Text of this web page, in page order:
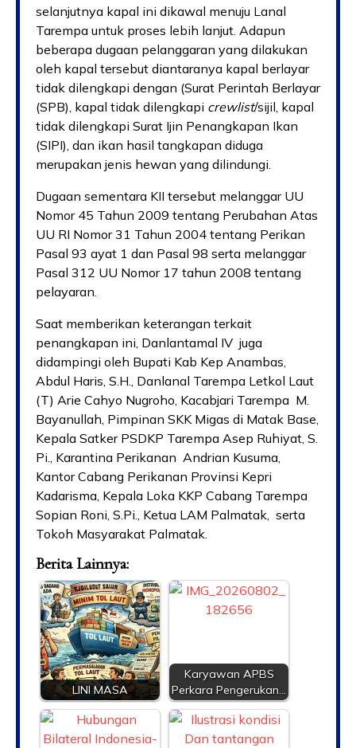
selanjutnya kapal ini dikawal menuju Lanal
Tarempa untuk proses lebih lanjut. Adapun
beberapa dugaan pelanggaran yang dilakukan
oleh kapal tersebut diantaranya kapal berlayar
tidak dilengkapi dengan (Surat Perintah Berlayar
(SPB), kapal tidak dilengkapi crewlist/sijil, kapal
tidak dilengkapi Surat Ijin Penangkapan Ikan
(SIPI), dan ikan hasil tangkapan diduga
merupakan jenis hewan yang dilindungi.
Dugaan sementara KII tersebut melanggar UU
Nomor 45 Tahun 2009 tentang Perubahan Atas
UU RI Nomor 31 Tahun 2004 tentang Perikan
Pasal 93 ayat 1 dan Pasal 98 serta melanggar
Pasal 312 UU Nomor 17 tahun 2008 tentang
pelayaran.
Saat memberikan keterangan terkait
penangkapan ini, Danlantamal IV juga
didampingi oleh Bupati Kab Kep Anambas,
Abdul Haris, S.H., Danlanal Tarempa Letkol Laut
(T) Arie Cahyo Nugroho, Kacabjari Tarempa M.
Bayanullah, Pimpinan SKK Migas di Matak Base,
Kepala Satker PSDKP Tarempa Asep Ruhiyat, S.
Pi., Karantina Perikanan Andrian Kusuma,
Kantor Cabang Perikanan Provinsi Kepri
Kadarisma, Kepala Loka KKP Cabang Tarempa
Sopian Roni, S.Pi., Ketua LAM Palmatak, serta
Tokoh Masyarakat Palmatak.
Berita Lainnya:
LINI MASA
Karyawan APBS
Perkara Pengerukan…